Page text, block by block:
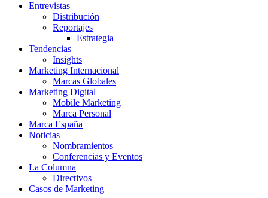
Entrevistas
Distribución
Reportajes
Estrategia
Tendencias
Insights
Marketing Internacional
Marcas Globales
Marketing Digital
Mobile Marketing
Marca Personal
Marca España
Noticias
Nombramientos
Conferencias y Eventos
La Columna
Directivos
Casos de Marketing